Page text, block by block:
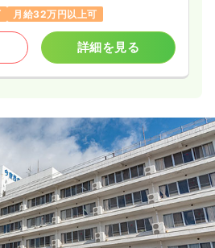
月給32万円以上可
詳細を見る